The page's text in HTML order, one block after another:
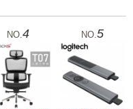
NO. 4 NO.5